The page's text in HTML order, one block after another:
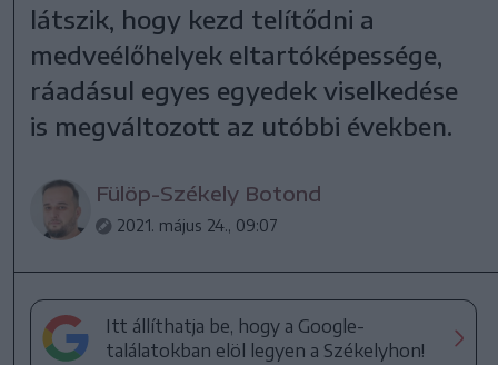
látszik, hogy kezd telítődni a
medveélőhelyek eltartóképessége,
ráadásul egyes egyedek viselkedése
is megváltozott az utóbbi években.
Fülöp-Székely Botond
2021. május 24., 09:07
Itt állíthatja be, hogy a Google-
találatokban elöl legyen a Székelyhon!